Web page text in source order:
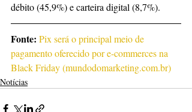
débito (45,9%) e carteira digital (8,7%).
Fonte: Pix será o principal meio de
pagamento oferecido por e-commerces na
Black Friday (mundodomarketing.com.br)
Notícias